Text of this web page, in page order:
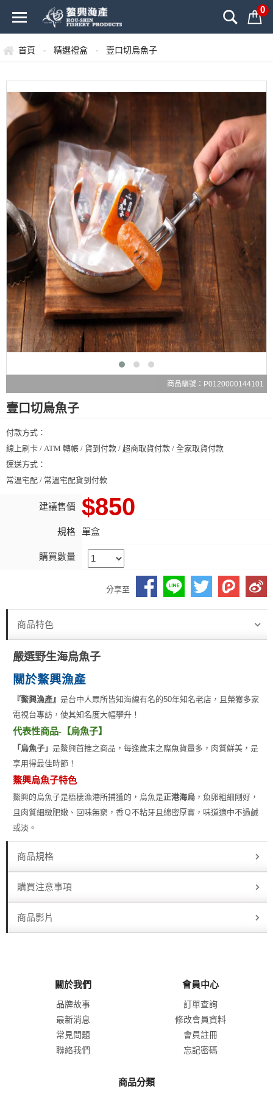
0
首頁 - 精選禮盒 - 壹口切烏魚子
商品編號：P0120000144101
壹口切烏魚子
付款方式：
線上刷卡 / ATM 轉帳 / 貨到付款 / 超商取貨付款 / 全家取貨付款
運送方式：
常溫宅配 / 常溫宅配貨到付款
建議售價 $850
規格 單盒
購買數量
分享至
商品特色
嚴選野生海烏魚子
關於鰲興漁產
『鰲興漁產』 是台中人眾所皆知海線有名的50年知名老店，且榮獲多家
電視台專訪，使其知名度大幅攀升！
代表性商品-【烏魚子】
「烏魚子」 是鰲興首推之商品，每逢歲末之際魚貨量多，肉質鮮美，是
享用得最佳時節！
鰲興烏魚子特色
鰲興的烏魚子是梧棲漁港所捕獲的，烏魚是正港海烏，魚卵粗細剛好，
且肉質細緻肥嫩、回味無窮，香Ｑ不粘牙且綿密厚實，味道適中不過鹹
或淡。
商品規格
購買注意事項
商品影片
關於我們
品牌故事
最新消息
常見問題
聯絡我們
會員中心
訂單查詢
修改會員資料
會員註冊
忘記密碼
商品分類